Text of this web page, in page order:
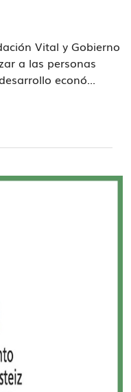
Vital y Gobierno
a las personas
econó...